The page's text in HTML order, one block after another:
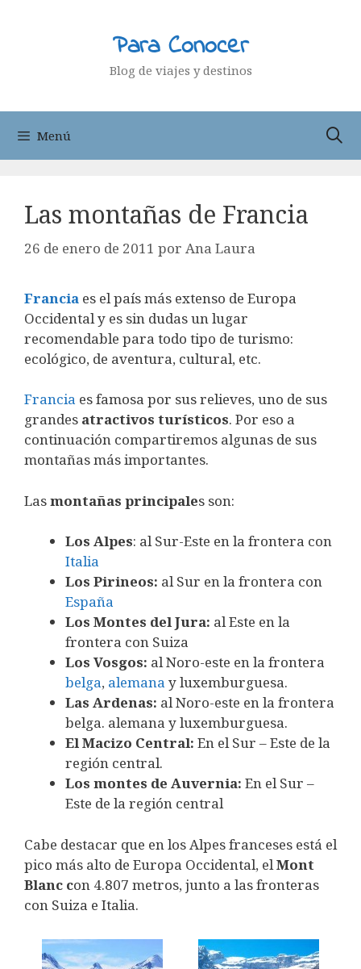
Para Conocer
Blog de viajes y destinos
Menú
Las montañas de Francia
26 de enero de 2011 por Ana Laura
Francia es el país más extenso de Europa
Occidental y es sin dudas un lugar
recomendable para todo tipo de turismo:
ecológico, de aventura, cultural, etc.
Francia es famosa por sus relieves, uno de sus
grandes atractivos turísticos. Por eso a
continuación compartiremos algunas de sus
montañas más importantes.
Lasmontañas principales son:
Los Alpes: al Sur-Este en la frontera con
Italia
Los Pirineos: al Sur en la frontera con
España
Los Montes del Jura: al Este en la
frontera con Suiza
Los Vosgos: al Noro-este en la frontera
belga, alemana y luxemburguesa.
Las Ardenas: al Noro-este en la frontera
belga. alemana y luxemburguesa.
El Macizo Central: En el Sur – Este de la
región central.
Los montes de Auvernia: En el Sur –
Este de la región central
Cabe destacar que en los Alpes franceses está el
pico más alto de Europa Occidental, el Mont
Blanc con 4.807 metros, junto a las fronteras
con Suiza e Italia.